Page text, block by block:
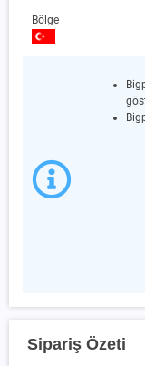
Bölge
Sipariş Özeti